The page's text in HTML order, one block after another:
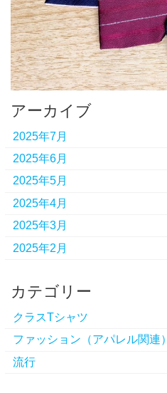
アーカイブ
2025年7月
2025年6月
2025年5月
2025年4月
2025年3月
2025年2月
カテゴリー
クラスTシャツ
ファッション（アパレル関連）
流行